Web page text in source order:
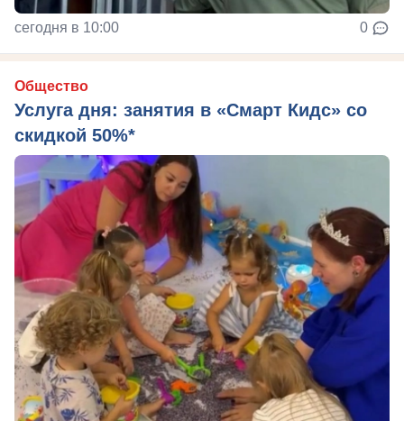
сегодня в 10:00 0
Общество
Услуга дня: занятия в «Смарт Кидс» со
скидкой 50%*